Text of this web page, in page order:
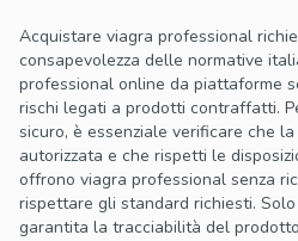
Acquistare viagra professional
consapevolezza delle normative
professional online da piattaforme
rischi legati a prodotti contraffatti.
sicuro, è essenziale verificare che
autorizzata e che rispetti le
offrono viagra professional senza
rispettare gli standard richiesti.
garantita la tracciabilità del